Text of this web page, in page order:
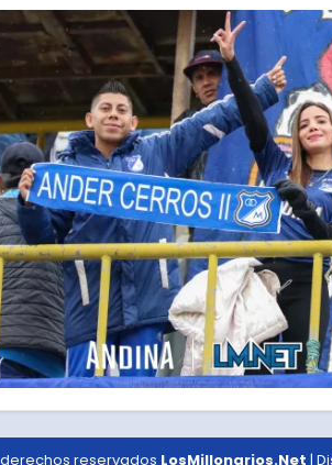
reservados LosMillonarios.Net |